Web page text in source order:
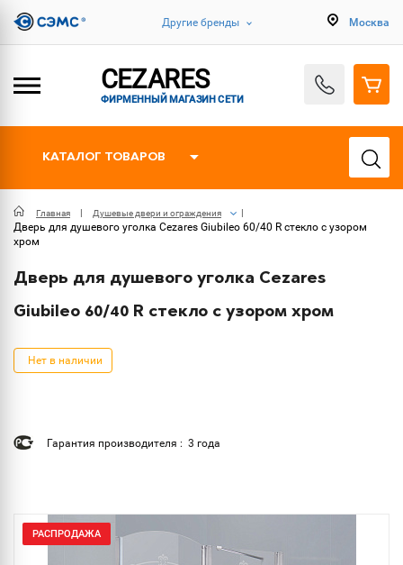
Другие бренды Москва
CEZARES
ФИРМЕННЫЙ МАГАЗИН СЕТИ
КАТАЛОГ ТОВАРОВ
Главная Душевые двери и ограждения
Дверь для душевого уголка Cezares Giubileo 60/40 R стекло с узором
хром
Дверь для душевого уголка Cezares
Giubileo 60/40 R стекло с узором хром
Нет в наличии
Гарантия производителя : 3 года
РАСПРОДАЖА